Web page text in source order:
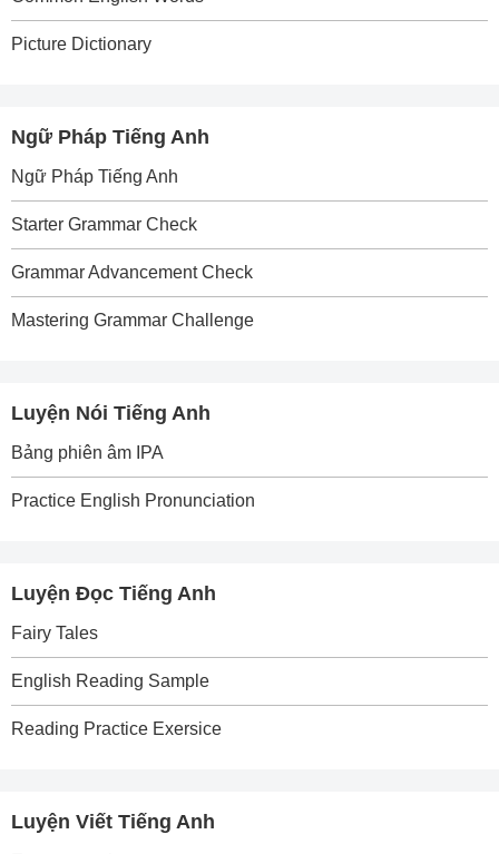
Picture Dictionary
Ngữ Pháp Tiếng Anh
Ngữ Pháp Tiếng Anh
Starter Grammar Check
Grammar Advancement Check
Mastering Grammar Challenge
Luyện Nói Tiếng Anh
Bảng phiên âm IPA
Practice English Pronunciation
Luyện Đọc Tiếng Anh
Fairy Tales
English Reading Sample
Reading Practice Exersice
Luyện Viết Tiếng Anh